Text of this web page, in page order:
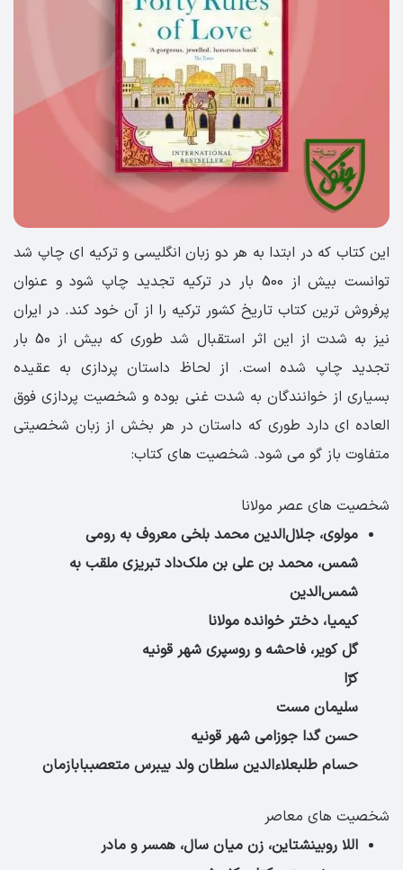
این کتاب که در ابتدا به هر دو زبان انگلیسی و ترکیه ای چاپ شد
توانست بیش از 500 بار در ترکیه تجدید چاپ شود و عنوان
پرفروش ترین کتاب تاریخ کشور ترکیه را از آن خود کند. در ایران
نیز به شدت از این اثر استقبال شد طوری که بیش از 50 بار
تجدید چاپ شده است. از لحاظ داستان پردازی به عقیده
بسیاری از خوانندگان به شدت غنی بوده و شخصیت پردازی فوق
العاده ای دارد طوری که داستان در هر بخش از زبان شخصیتی
متفاوت باز گو می شود. شخصیت های کتاب:
شخصیت های عصر مولانا
مولوی، جلال‌الدین محمد بلخی معروف به رومی
شمس، محمد بن علی بن ملک‌داد تبریزی ملقب به
شمس‌الدین
کیمیا، دختر خوانده مولانا
گل کویر، فاحشه و روسپری شهر قونیه
کرّا
سلیمان مست
حسن گدا جوزامی شهر قونیه
حسام طلبعلاءالدین سلطان ولد بیبرس متعصببابازمان
شخصیت های معاصر
اللا روبینشتاین، زن میان سال، همسر و مادر